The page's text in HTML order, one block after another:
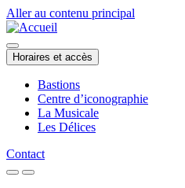
Aller au contenu principal
Horaires et accès
Bastions
Centre d’iconographie
La Musicale
Les Délices
Contact